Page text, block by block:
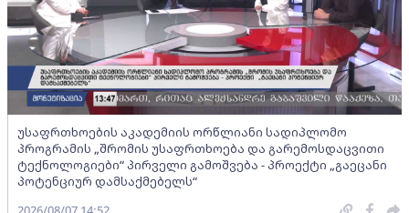
უსაფრთხოების აკადემიის ორწლიანი სადიპლომო
პროგრამის „შრომის უსაფრთხოება და გარემოსდაცვითი
ტექნოლოგიები“ პირველი გამოშვება - პროექტი „გაეცანი
პოტენციურ დამსაქმებელს“